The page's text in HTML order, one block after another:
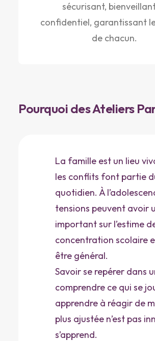
sécurisant,
confidentiel, garantissant
de chacun.
Pourquoi des Ateliers
La famille est un lieu
les conflits font partie
quotidien. À
tensions peuvent avoir
important sur l’estime
concentration scolaire
être général.
Savoir se repérer dans
comprendre ce qui se
apprendre à réagir de
plus ajustée n’est pas
s’apprend.